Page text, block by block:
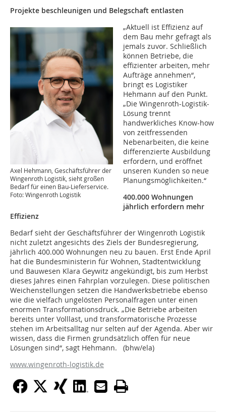
Projekte beschleunigen und Belegschaft entlasten
Axel Hehmann, Geschäftsführer der
Wingenroth Logistik, sieht großen
Bedarf für einen Bau-Lieferservice.
Foto: Wingenroth Logistik
„Aktuell ist Effizienz auf
dem Bau mehr gefragt als
jemals zuvor. Schließlich
können Betriebe, die
effizienter arbeiten, mehr
Aufträge annehmen“,
bringt es Logistiker
Hehmann auf den Punkt.
„Die Wingenroth-Logistik-
Lösung trennt
handwerkliches Know-how
von zeitfressenden
Nebenarbeiten, die keine
differenzierte Ausbildung
erfordern, und eröffnet
unseren Kunden so neue
Planungsmöglichkeiten.“
400.000 Wohnungen
jährlich erfordern mehr
Effizienz
Bedarf sieht der Geschäftsführer der Wingenroth Logistik
nicht zuletzt angesichts des Ziels der Bundesregierung,
jährlich 400.000 Wohnungen neu zu bauen. Erst Ende April
hat die Bundesministerin für Wohnen, Stadtentwicklung
und Bauwesen Klara Geywitz angekündigt, bis zum Herbst
dieses Jahres einen Fahrplan vorzulegen. Diese politischen
Weichenstellungen setzen die Handwerksbetriebe ebenso
wie die vielfach ungelösten Personalfragen unter einen
enormen Transformationsdruck. „Die Betriebe arbeiten
bereits unter Volllast, und transformatorische Prozesse
stehen im Arbeitsalltag nur selten auf der Agenda. Aber wir
wissen, dass die Firmen grundsätzlich offen für neue
Lösungen sind“, sagt Hehmann. (bhw/ela)
www.wingenroth-logistik.de